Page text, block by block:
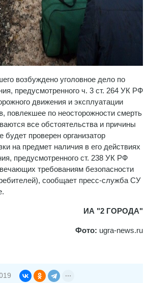
возбуждено уголовное дело по
предусмотренного ч. 3 ст. 264 УК РФ
движения и эксплуатации
повлекшее по неосторожности смерть
все обстоятельства и причины
будет проверен организатор
на предмет наличия в его действиях
предусмотренного ст. 238 УК РФ
требованиям безопасности
сообщает пресс-служба СУ
ИА "2 ГОРОДА"
Фото: ugra-news.ru